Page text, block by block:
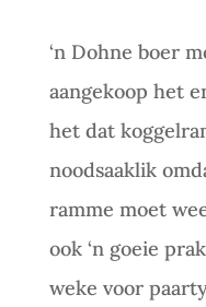
‘n Dohne boer
aangekoop het
het dat
noodsaaklik
ramme moet
ook ‘n goeie
weke voor